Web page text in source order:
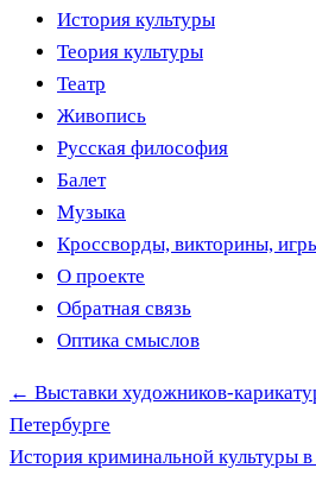
История культуры
Теория культуры
Театр
Живопись
Русская философия
Балет
Музыка
Кроссворды, викторины,
О проекте
Обратная связь
Оптика смыслов
← Выставки художников-
Петербурге
История криминальной культуры в